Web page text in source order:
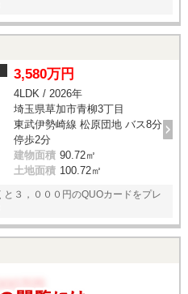
3,580万円
4LDK / 2026年
埼玉県草加市青柳3丁目
東武伊勢崎線 松原団地 バス8分
停歩2分
建物面積 90.72㎡
土地面積 100.72㎡
３，０００円のQUOカードをプレ